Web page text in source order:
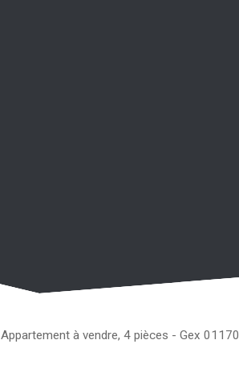
Appartement à vendre, 4 pièces - Gex 01170